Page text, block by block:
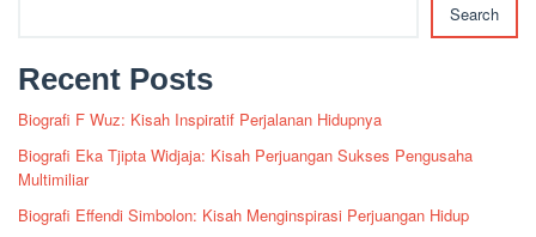
Search
Recent Posts
Biografi F Wuz: Kisah Inspiratif Perjalanan Hidupnya
Biografi Eka Tjipta Widjaja: Kisah Perjuangan Sukses Pengusaha
Multimiliar
Biografi Effendi Simbolon: Kisah Menginspirasi Perjuangan Hidup